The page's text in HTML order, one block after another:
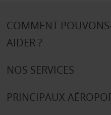
COMMENT
AIDER ?
NOS SERVICES
PRINCIPAUX